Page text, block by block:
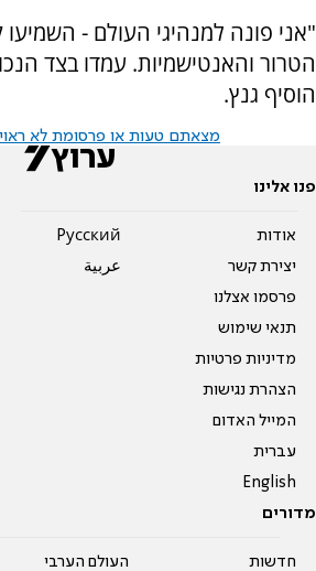
"‏אני פונה למנהיגי העולם - השמיעו
הטרור והאנטישמיות. עמדו בצד
הוסיף גנץ.
מצאתם טעות או פרסומת לא
פנו אלינו
אודות
יצירת קשר
פרסמו אצלנו
תנאי שימוש
מדיניות פרטיות
הצהרת נגישות
המייל האדום
עברית
English
Pусский
عربية
מדורים
חדשות
העולם הערבי